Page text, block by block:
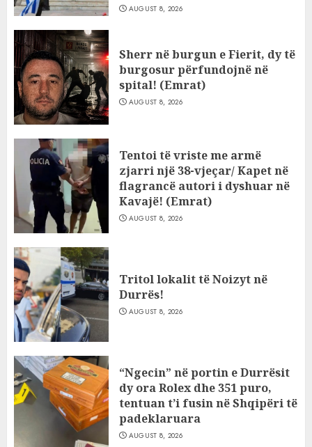
AUGUST 8, 2026
Sherr në burgun e Fierit, dy të
burgosur përfundojnë në
spital! (Emrat)
AUGUST 8, 2026
Tentoi të vriste me armë
zjarri një 38-vjeçar/ Kapet në
flagrancë autori i dyshuar në
Kavajë! (Emrat)
AUGUST 8, 2026
Tritol lokalit të Noizyt në
Durrës!
AUGUST 8, 2026
“Ngecin” në portin e Durrësit
dy ora Rolex dhe 351 puro,
tentuan t’i fusin në Shqipëri të
padeklaruara
AUGUST 8, 2026